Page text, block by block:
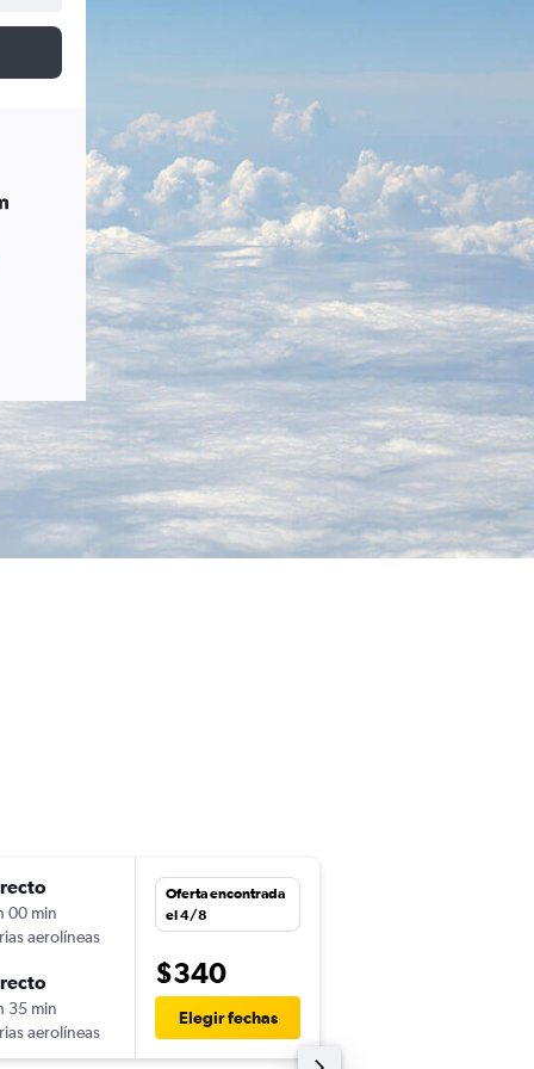
00 min
aerolíneas
35 min
aerolíneas
Oferta encontrada
el 4/8
$340
Elegir fechas